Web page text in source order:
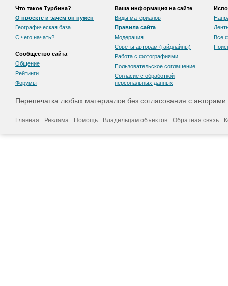
Что такое Турбина?
О проекте и зачем он нужен
Географическая база
С чего начать?
Сообщество сайта
Общение
Рейтинги
Форумы
Ваша информация на сайте
Виды материалов
Правила сайта
Модерация
Советы авторам (гайдлайны)
Работа с фотографиями
Пользовательскоe соглашение
Согласие с обработкой
персональных данных
Все
Перепечатка любых материалов без согласования с
Главная Реклама Помощь Владельцам объектов Обратная связь